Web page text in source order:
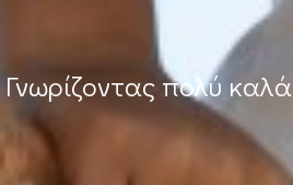
Γνωρίζοντας πολύ